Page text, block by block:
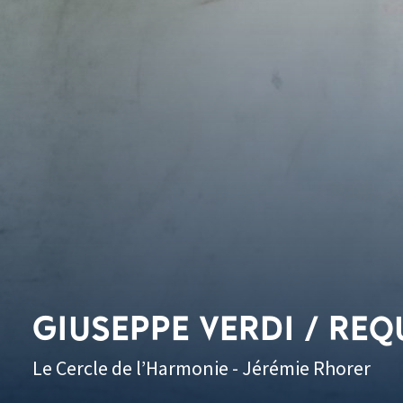
GIUSEPPE VERDI /
Le Cercle de l’Harmonie - Jérémie Rhorer